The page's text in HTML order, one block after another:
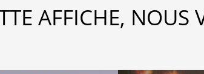
AFFICHE, NOUS